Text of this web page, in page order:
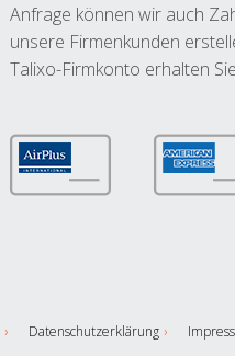
Anfrage können wir auch
unsere Firmenkunden
Talixo-Firmkonto erhalten Sie
Datenschutzerklärung